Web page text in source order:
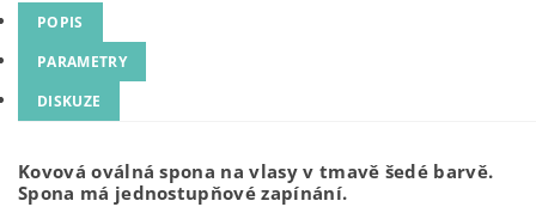
POPIS
PARAMETRY
DISKUZE
Kovová oválná spona na vlasy v tmavě šedé barvě.
Spona má jednostupňové zapínání.